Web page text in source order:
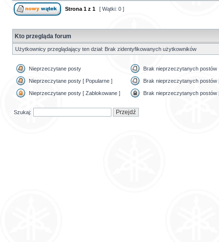
Strona 1 z 1 [ Wątki: 0 ]
Kto przegląda forum
Użytkownicy przeglądający ten dział: Brak zidentyfikowanych użytkowników
Nieprzeczytane posty Brak nieprzeczytanych postów
Nieprzeczytane posty [ Popularne ] Brak nieprzeczytanych postów
Nieprzeczytane posty [ Zablokowane ] Brak nieprzeczytanych postów
Szukaj: